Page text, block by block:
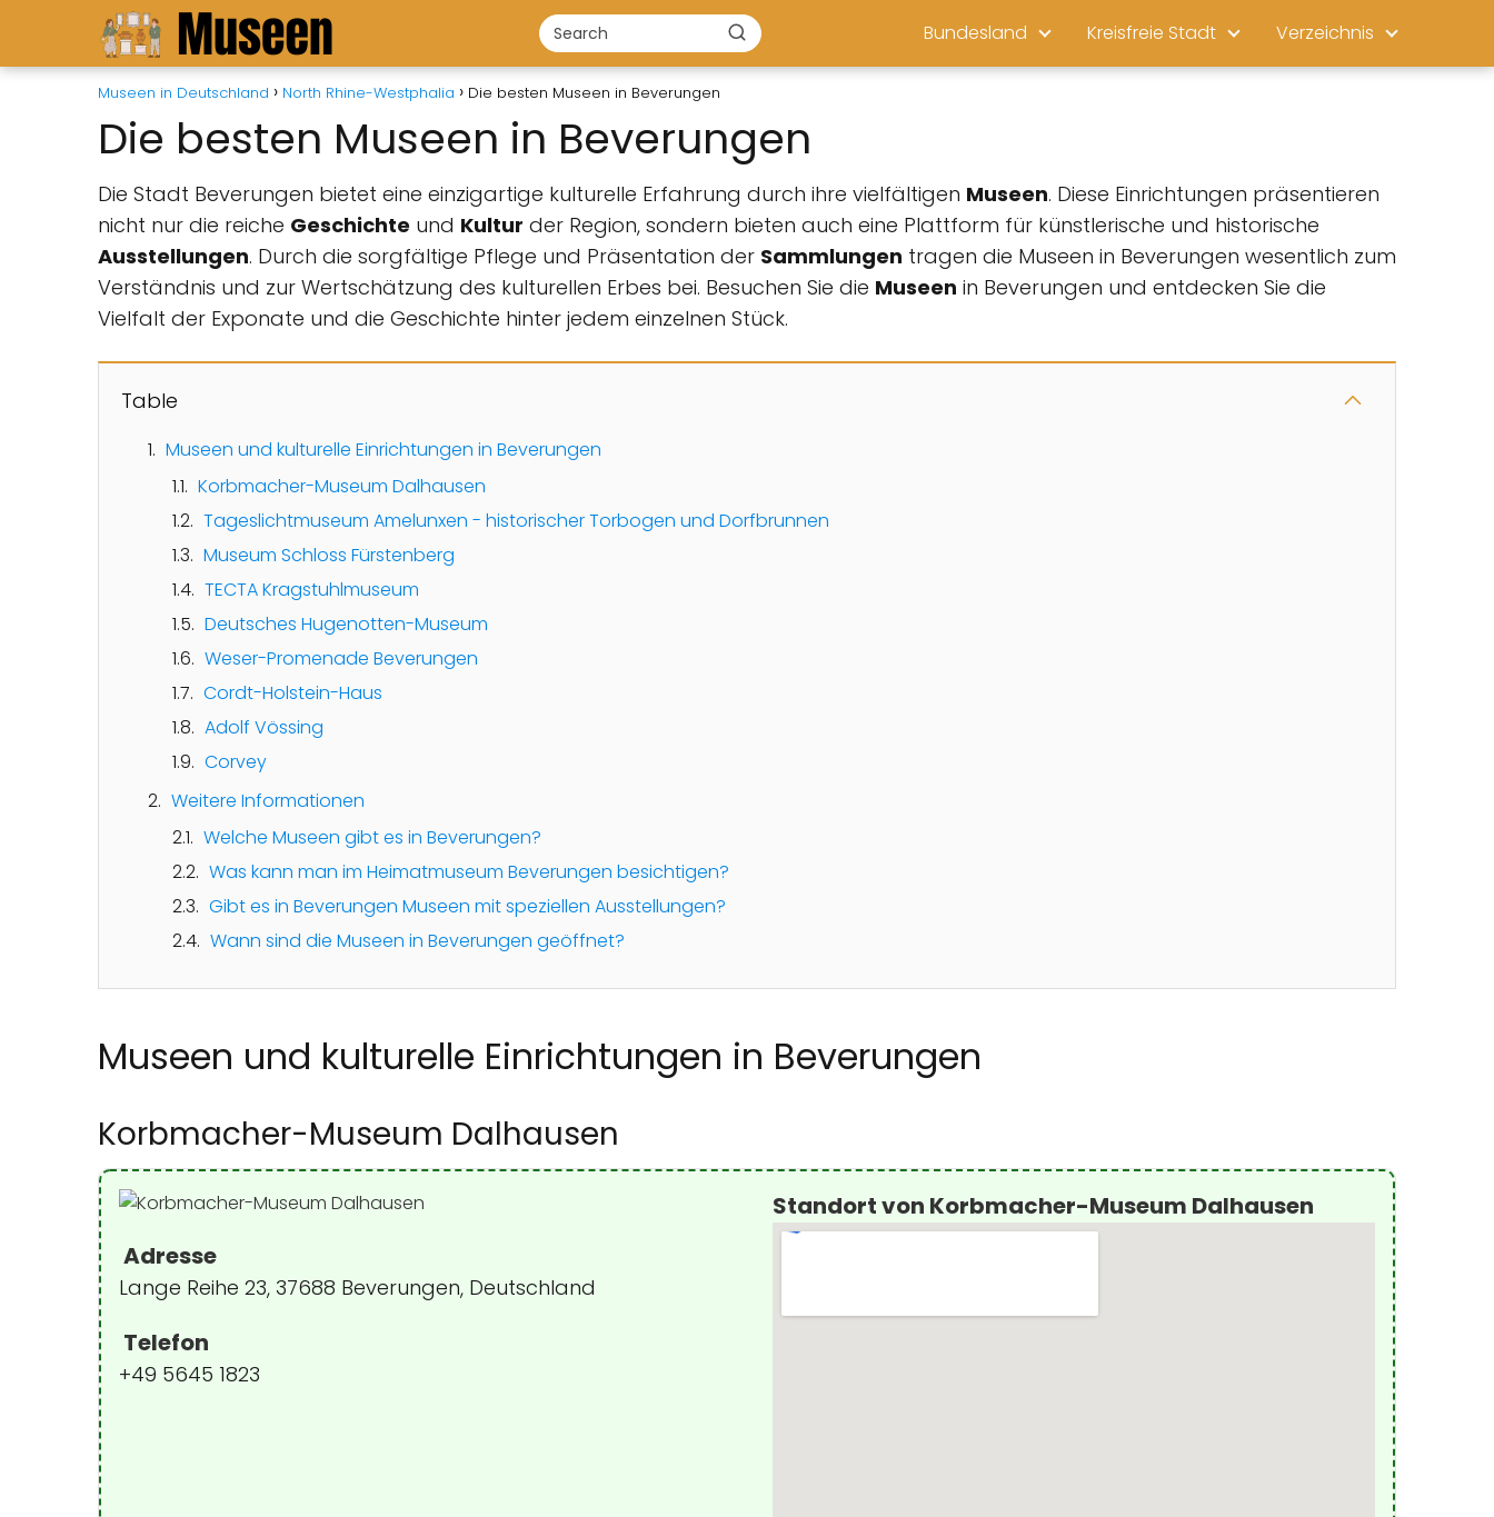
Bundesland Kreisfreie Stadt Verzeichnis
Museen in Deutschland North Rhine-Westphalia Die besten Museen in Beverungen
Die besten Museen in Beverungen
Die Stadt Beverungen bietet eine einzigartige kulturelle Erfahrung durch ihre vielfältigen Museen. Diese Einrichtungen präsentieren
nicht nur die reiche Geschichte und Kultur der Region, sondern bieten auch eine Plattform für künstlerische und historische
Ausstellungen. Durch die sorgfältige Pflege und Präsentation der Sammlungen tragen die Museen in Beverungen wesentlich zum
Verständnis und zur Wertschätzung des kulturellen Erbes bei. Besuchen Sie die Museen in Beverungen und entdecken Sie die
Vielfalt der Exponate und die Geschichte hinter jedem einzelnen Stück.
Table
Museen und kulturelle Einrichtungen in Beverungen
Korbmacher-Museum Dalhausen
Tageslichtmuseum Amelunxen - historischer Torbogen und Dorfbrunnen
Museum Schloss Fürstenberg
TECTA Kragstuhlmuseum
Deutsches Hugenotten-Museum
Weser-Promenade Beverungen
Cordt-Holstein-Haus
Adolf Vössing
Corvey
Weitere Informationen
Welche Museen gibt es in Beverungen?
Was kann man im Heimatmuseum Beverungen besichtigen?
Gibt es in Beverungen Museen mit speziellen Ausstellungen?
Wann sind die Museen in Beverungen geöffnet?
Museen und kulturelle Einrichtungen in Beverungen
Korbmacher-Museum Dalhausen
Adresse
Lange Reihe 23, 37688 Beverungen, Deutschland
Telefon
+49 5645 1823
Standort von Korbmacher-Museum Dalhausen